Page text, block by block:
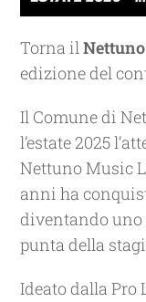
Torna il
edizione del
Il Comune di
l’estate 2025
Nettuno Music
anni ha
diventando
punta della
Ideato dalla Pro